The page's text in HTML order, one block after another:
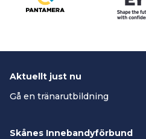
Aktuellt just nu
Gå en tränarutbildning
Skånes Innebandyförbund